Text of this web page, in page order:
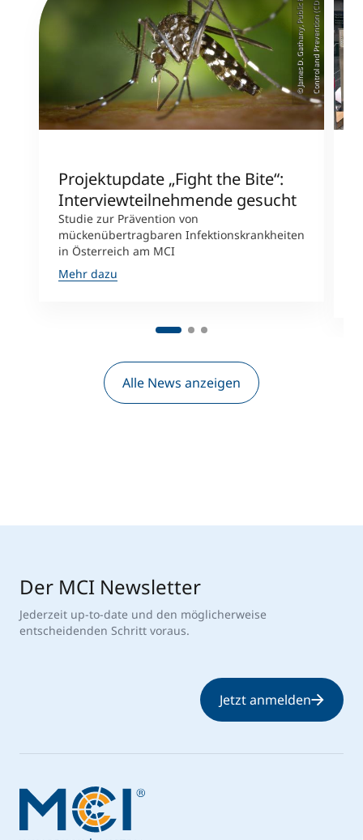
e
)
Projektupdate „Fight the Bite“:
Interviewteilnehmende gesucht
Studie zur Prävention von
mückenübertragbaren Infektionskrankheiten
in Österreich am MCI
Mehr dazu
Alle News anzeigen
Der MCI Newsletter
Jederzeit up-to-date und den möglicherweise
entscheidenden Schritt voraus.
Jetzt anmelden